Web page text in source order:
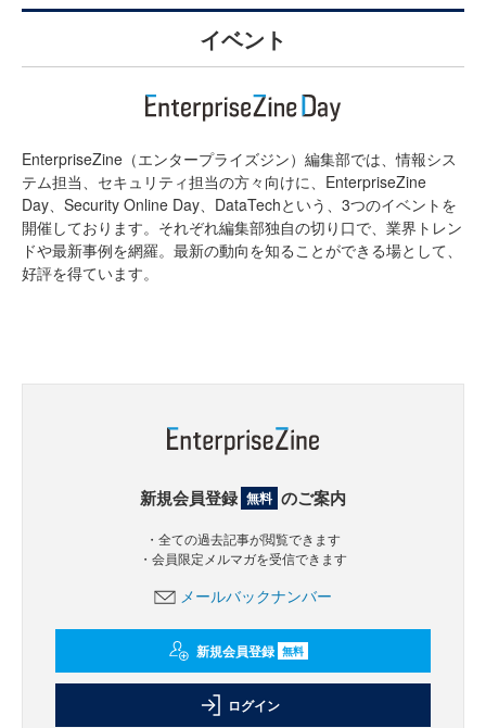
イベント
EnterpriseZine（エンタープライズジン）編集部では、情報シス
テム担当、セキュリティ担当の方々向けに、EnterpriseZine
Day、Security Online Day、DataTechという、3つのイベントを
開催しております。それぞれ編集部独自の切り口で、業界トレン
ドや最新事例を網羅。最新の動向を知ることができる場として、
好評を得ています。
新規会員登録 無料 のご案内
・全ての過去記事が閲覧できます
・会員限定メルマガを受信できます
メールバックナンバー
新規会員登録 無料
ログイン